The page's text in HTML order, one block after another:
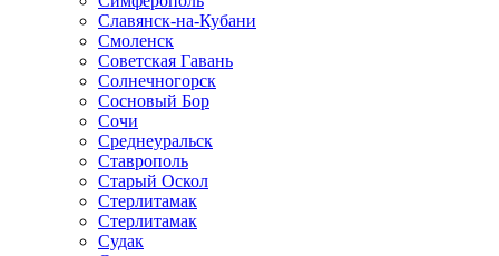
Славянск-на-Кубани
Смоленск
Советская Гавань
Солнечногорск
Сосновый Бор
Сочи
Среднеуральск
Ставрополь
Старый Оскол
Стерлитамак
Стерлитамак
Судак